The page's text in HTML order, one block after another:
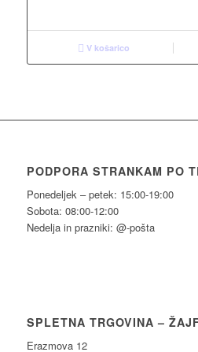
V košarico
PODPORA STRANKAM PO
Ponedeljek – petek: 15:00-19:00
Sobota: 08:00-12:00
Nedelja in prazniki: @-pošta
SPLETNA TRGOVINA –
Erazmova 12